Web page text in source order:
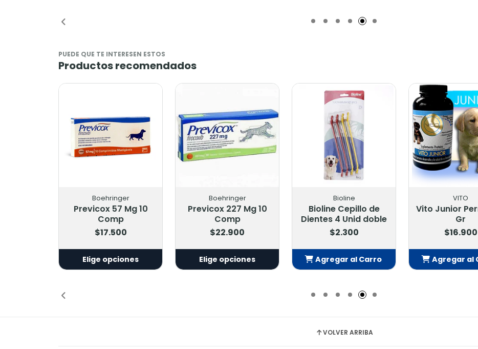
PUEDE QUE TE INTERESEN ESTOS
Productos recomendados
Boehringer
Previcox 57 Mg 10
Comp
$17.500
Elige opciones
Boehringer
Previcox 227 Mg 10
Comp
$22.900
Elige opciones
Bioline
Bioline Cepillo de
Dientes 4 Unid doble
$2.300
Agregar al Carro
VITO
Vito Junior
Gr
$16.900
Agregar al
VOLVER ARRIBA